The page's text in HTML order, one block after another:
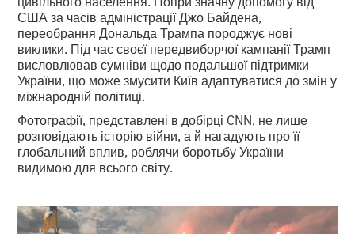
США за часів адміністрації Джо Байдена,
переобрання Дональда Трампа породжує нові
виклики. Під час своєї передвиборчої кампанії Трамп
висловлював сумніви щодо подальшої підтримки
України, що може змусити Київ адаптуватися до змін у
міжнародній політиці.
Фотографії, представлені в добірці CNN, не лише
розповідають історію війни, а й нагадують про її
глобальний вплив, роблячи боротьбу України
видимою для всього світу.